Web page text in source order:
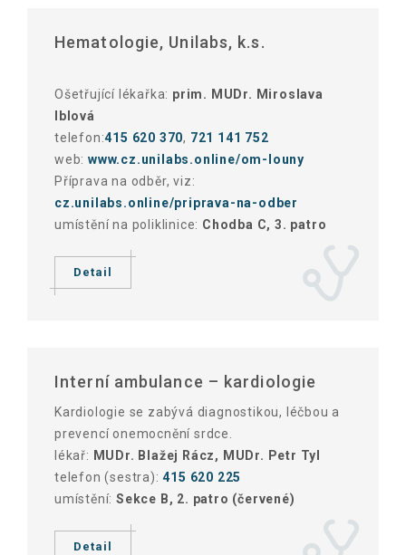
Hematologie, Unilabs, k.s.
Ošetřující lékařka: prim. MUDr. Miroslava
Iblová
telefon:415 620 370, 721 141 752
web: www.cz.unilabs.online/om-louny
Příprava na odběr, viz:
cz.unilabs.online/priprava-na-odber
umístění na poliklinice: Chodba C, 3. patro
Detail
Interní ambulance – kardiologie
Kardiologie se zabývá diagnostikou, léčbou a
prevencí onemocnění srdce.
lékař: MUDr. Blažej Rácz, MUDr. Petr Tyl
telefon (sestra):415 620 225
umístění: Sekce B, 2. patro (červené)
Detail